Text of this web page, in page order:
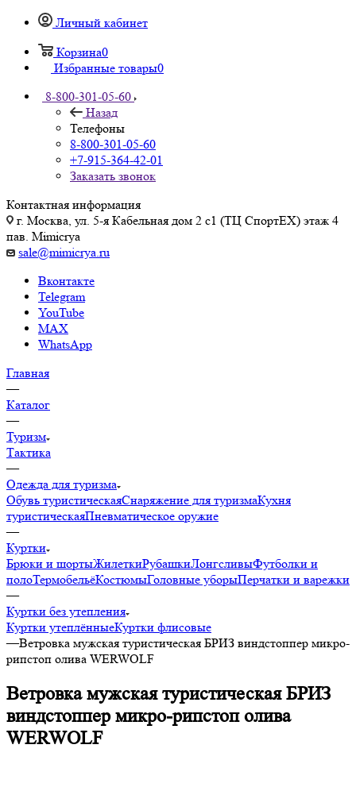
Личный кабинет
Корзина0
Избранные товары0
8-800-301-05-60
Назад
Телефоны
8-800-301-05-60
+7-915-364-42-01
Заказать звонок
Контактная информация
г. Москва, ул. 5-я Кабельная дом 2 с1 (ТЦ СпортEX) этаж 4
пав. Mimicrya
sale@mimicrya.ru
Вконтакте
Telegram
YouTube
MAX
WhatsApp
Главная
—
Каталог
—
Туризм
Тактика
—
Одежда для туризма
Обувь туристическаяСнаряжение для туризмаКухня
туристическаяПневматическое оружие
—
Куртки
Брюки и шортыЖилеткиРубашкиЛонгсливыФутболки и
полоТермобельёКостюмыГоловные уборыПерчатки и варежки
—
Куртки без утепления
Куртки утеплённыеКуртки флисовые
—Ветровка мужская туристическая БРИЗ виндстоппер микро-
рипстоп олива WERWOLF
Ветровка мужская туристическая БРИЗ
виндстоппер микро-рипстоп олива
WERWOLF